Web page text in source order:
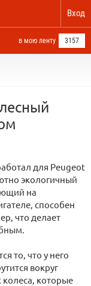
Вход
в мою ленту 3157
для Peugeot
экологичный
на
способен
что делает
то, что у него
вокруг
колеса, которые